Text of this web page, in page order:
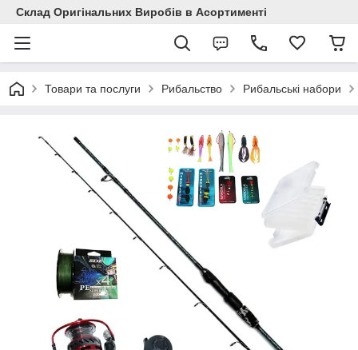
Склад Оригінальних Виробів в Асортименті
Товари та послуги Рибальство Рибальські набори